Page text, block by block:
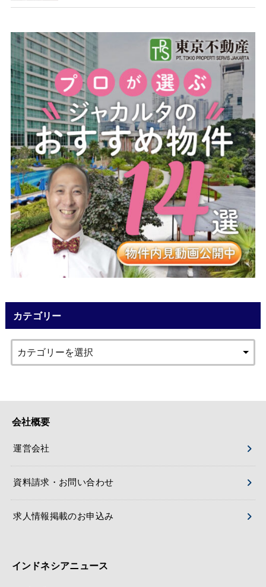
カテゴリー
会社概要
運営会社
資料請求・お問い合わせ
求人情報掲載のお申込み
インドネシアニュース